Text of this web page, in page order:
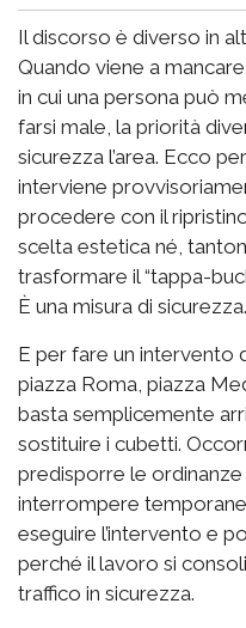
Il discorso è diverso in
Quando viene a
in cui una persona può
farsi male, la priorità
sicurezza l’area. Ecco
interviene
procedere con il
scelta estetica né,
trasformare il “tappa-
È una misura di sicurezza.
E per fare un intervento
piazza Roma, piazza
basta semplicemente
sostituire i cubetti.
predisporre le
interrompere
eseguire l’intervento e
perché il lavoro si
traffico in sicurezza.